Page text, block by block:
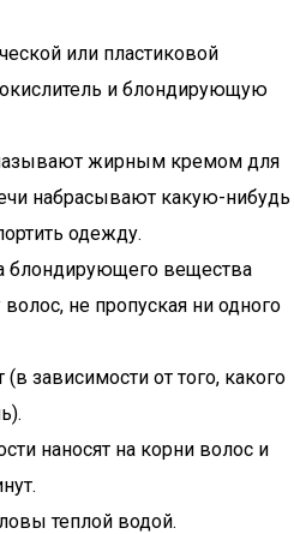
или пластиковой
и блондирующую
жирным кремом для
набрасывают какую-нибудь
одежду.
блондирующего вещества
не пропуская ни одного
зависимости от того, какого
наносят на корни волос и
теплой водой.